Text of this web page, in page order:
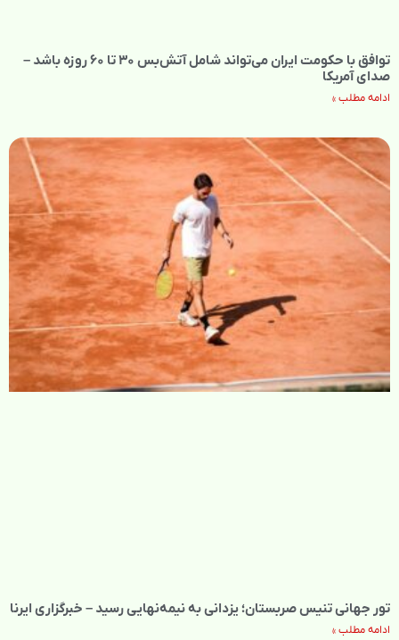
توافق با حکومت ایران می‌تواند شامل آتش‌بس ۳۰ تا ۶۰ روزه باشد –
صدای آمریکا
ادامه مطلب »
تور جهانی تنیس صربستان؛ یزدانی به نیمه‌نهایی رسید – خبرگزاری ایرنا
ادامه مطلب »